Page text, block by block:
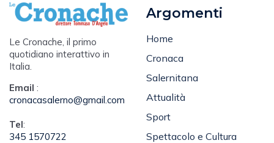
Le Cronache, il primo
quotidiano interattivo in
Italia.
Email :
cronacasalerno@gmail.com
Tel:
345 1570722
Argomenti
Home
Cronaca
Salernitana
Attualità
Sport
Spettacolo e Cultura